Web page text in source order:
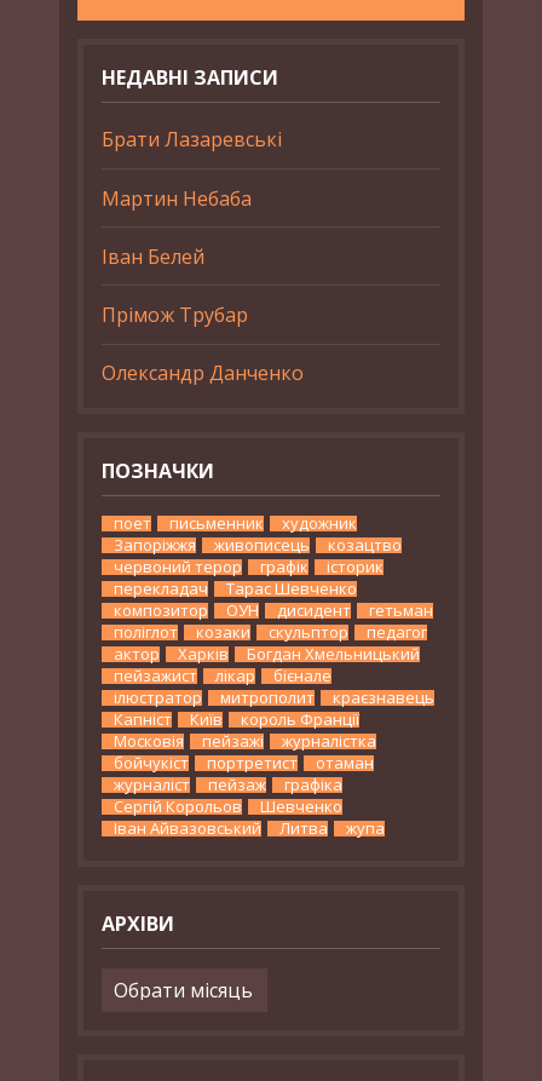
НЕДАВНІ ЗАПИСИ
Брати Лазаревські
Мартин Небаба
Іван Белей
Прімож Трубар
Олександр Данченко
ПОЗНАЧКИ
поет письменник
художник
Запоріжжя
живописець
козацтво
червоний терор
графік
історик
перекладач
Тарас Шевченко
композитор
ОУН дисидент
гетьман
поліглот
козаки скульптор
педагог
актор
Харків
Богдан Хмельницький
пейзажист
лікар
бієнале
ілюстратор
митрополит
краєзнавець
Капніст
Київ
король Франції
Московія
пейзажі
журналістка
бойчукіст
портретист
отаман
журналіст
пейзаж
графіка
Сергій Корольов
Шевченко
Іван Айвазовський
Литва жупа
АРХІВИ
Архіви